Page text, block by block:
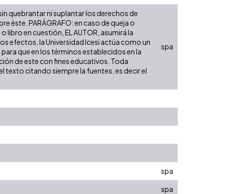
quebrantar ni suplantar los derechos de
éste. PARÁGRAFO: en caso de queja o
en cuestión, EL AUTOR, asumirá la
efectos, la Universidad Icesi actúa como un
que en los términos establecidos en la
de este con fines educativos. Toda
texto citando siempre la fuentes, es decir el
spa
spa
spa